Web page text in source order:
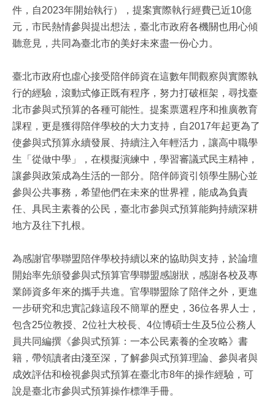
件，自2023年開始執行），提案實際執行經費已近10億
元，市民熱情參與提出想法，臺北市政府各機關也用心傾
聽意見，共同為臺北市的美好未來盡一份心力。
臺北市政府也虛心接受陪伴師資在這數年間觀察與實際執
行的經驗，滾動式修正既有程序，努力打破框架，尋找臺
北市參與式預算的各種可能性。提案票選程序和推廣教育
課程，更是獲得陪伴學校的大力支持，自2017年起更為了
使參與式預算永續發展、持續注入年輕活力，讓高中職學
生「從做中學」，在模擬演練中，學習審議式民主精神，
讓參與政策成為生活的一部分。陪伴師資引領學生關心並
參與公共事務，希望他們在未來的世界裡，能成為負責
任、具民主素養的公民，臺北市參與式預算能夠持續深耕
地方及往下扎根。
為感謝官學聯盟陪伴學校持續以來的協助與支持，於論壇
開始率先頒發參與式預算官學聯盟感謝狀，感謝各校及專
業師資多年來的攜手共進。官學聯盟除了陪伴之外，更進
一步研究和忠實記錄這段不簡單的歷史，36位各界人士，
包含25位教授、2位社大校長、4位博碩士生及5位公務人
員共同編撰《參與式預算：一本公民素養的全攻略》書
籍，帶領讀者由淺至深，了解參與式預算理論、參與者與
成效評估和檢視參與式預算在臺北市8年的操作經驗，可
說是臺北市參與式預算操作標準手冊。